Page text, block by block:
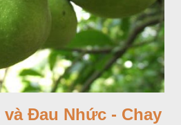
và Đau Nhức - Chay